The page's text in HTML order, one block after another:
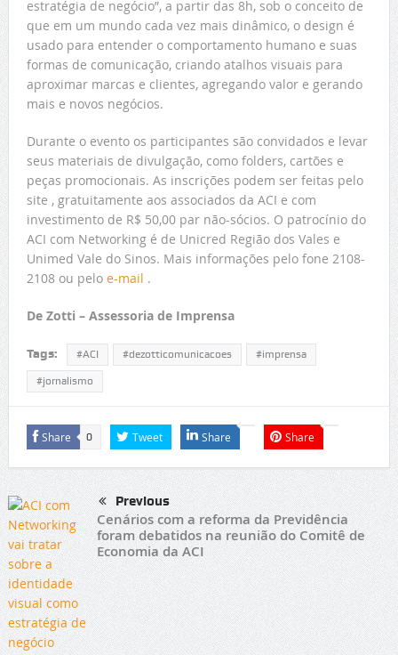
estratégia de negócio”, a partir das 8h, sob o conceito de
que em um mundo cada vez mais dinâmico, o design é
usado para entender o comportamento humano e suas
formas de comunicação, criando atalhos visuais para
aproximar marcas e clientes, agregando valor e gerando
mais e novos negócios.
Durante o evento os participantes são convidados e levar
seus materiais de divulgação, como folders, cartões e
peças promocionais. As inscrições podem ser feitas pelo
site , gratuitamente aos associados da ACI e com
investimento de R$ 50,00 par não-sócios. O patrocínio do
ACI com Networking é de Unicred Região dos Vales e
Unimed Vale do Sinos. Mais informações pelo fone 2108-
2108 ou pelo e-mail .
De Zotti – Assessoria de Imprensa
Tags: #ACI #dezotticomunicacoes #imprensa
#jornalismo
Share 0 Tweet Share Share
Previous
Cenários com a reforma da Previdência
foram debatidos na reunião do Comitê de
Economia da ACI